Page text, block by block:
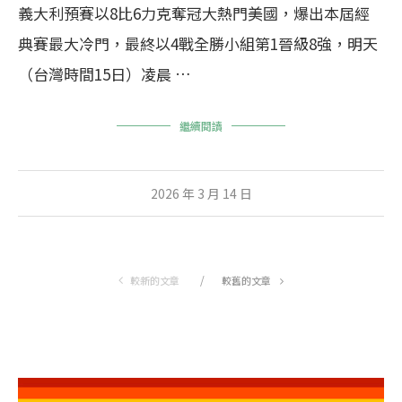
義大利預賽以8比6力克奪冠大熱門美國，爆出本屆經
典賽最大冷門，最終以4戰全勝小組第1晉級8強，明天
（台灣時間15日）凌晨 …
繼續閱讀
2026 年 3 月 14 日
較新的文章 較舊的文章